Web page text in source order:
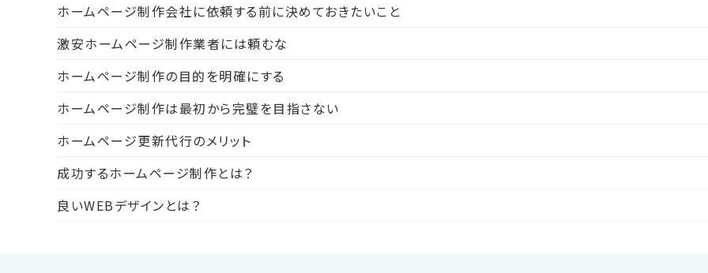
ホームページ制作会社に依頼する前に決めておきたいこと
激安ホームページ制作業者には頼むな
ホームページ制作の目的を明確にする
ホームページ制作は最初から完璧を目指さない
ホームページ更新代行のメリット
成功するホームページ制作とは？
良いWEBデザインとは？